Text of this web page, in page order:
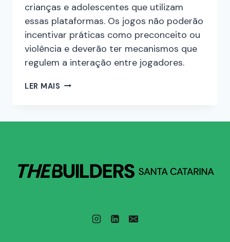
crianças e adolescentes que utilizam
essas plataformas. Os jogos não poderão
incentivar práticas como preconceito ou
violência e deverão ter mecanismos que
regulem a interação entre jogadores.
LER MAIS